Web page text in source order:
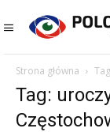
Strona główna
Tag: